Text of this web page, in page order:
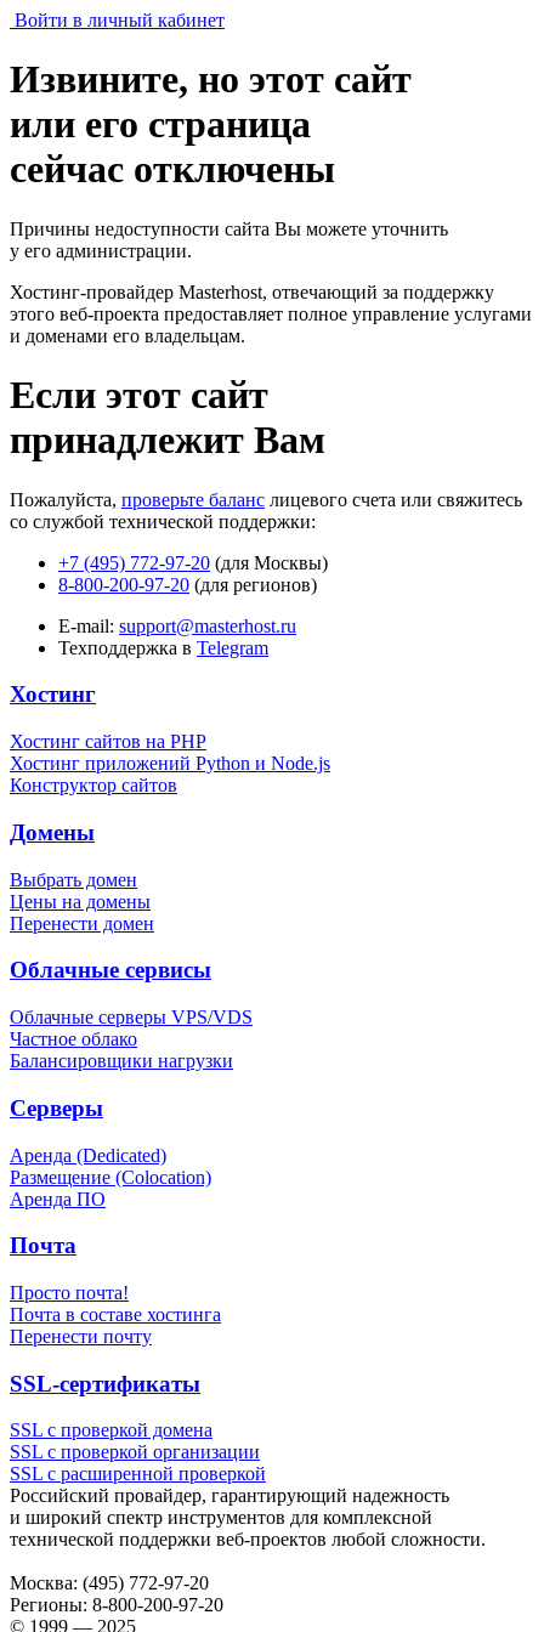
Войти в личный кабинет
Извините, но этот сайт
или его страница
сейчас отключены
Причины недоступности сайта Вы можете уточнить
у его администрации.
Хостинг-провайдер Masterhost, отвечающий за поддержку
этого веб-проекта предоставляет полное управление услугами
и доменами его владельцам.
Если этот сайт
принадлежит Вам
Пожалуйста, проверьте баланс лицевого счета или свяжитесь
со службой технической поддержки:
+7 (495) 772-97-20 (для Москвы)
8-800-200-97-20 (для регионов)
E-mail: support@masterhost.ru
Техподдержка в Telegram
Хостинг
Хостинг сайтов на PHP
Хостинг приложений Python и Node.js
Конструктор сайтов
Домены
Выбрать домен
Цены на домены
Перенести домен
Облачные сервисы
Облачные серверы VPS/VDS
Частное облако
Балансировщики нагрузки
Серверы
Аренда (Dedicated)
Размещение (Colocation)
Аренда ПО
Почта
Просто почта!
Почта в составе хостинга
Перенести почту
SSL-сертификаты
SSL с проверкой домена
SSL с проверкой организации
SSL с расширенной проверкой
Российский провайдер, гарантирующий надежность
и широкий спектр инструментов для комплексной
технической поддержки веб-проектов любой сложности.
Москва: (495) 772-97-20
Регионы: 8-800-200-97-20
© 1999 — 2025